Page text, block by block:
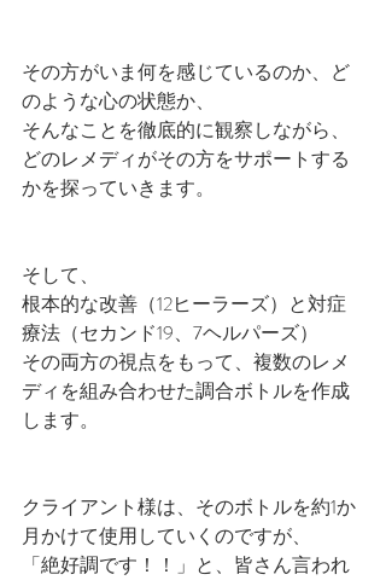
その方がいま何を感じているのか、ど
のような心の状態か、
そんなことを徹底的に観察しながら、
どのレメディがその方をサポートする
かを探っていきます。
そして、
根本的な改善（12ヒーラーズ）と対症
療法（セカンド19、7ヘルパーズ）
その両方の視点をもって、複数のレメ
ディを組み合わせた調合ボトルを作成
します。
クライアント様は、そのボトルを約1か
月かけて使用していくのですが、
「絶好調です！！」と、皆さん言われ